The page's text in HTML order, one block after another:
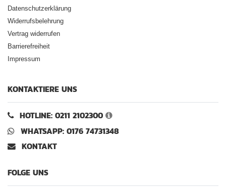
Datenschutzerklärung
Widerrufsbelehrung
Vertrag widerrufen
Barrierefreiheit
Impressum
KONTAKTIERE UNS
HOTLINE: 0211 2102300
WHATSAPP: 0176 74731348
KONTAKT
FOLGE UNS